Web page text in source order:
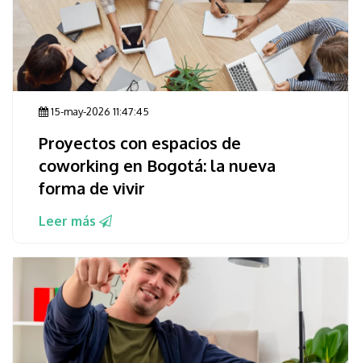
15-may-2026 11:47:45
Proyectos con espacios de
coworking en Bogotá: la nueva
forma de vivir
Leer más